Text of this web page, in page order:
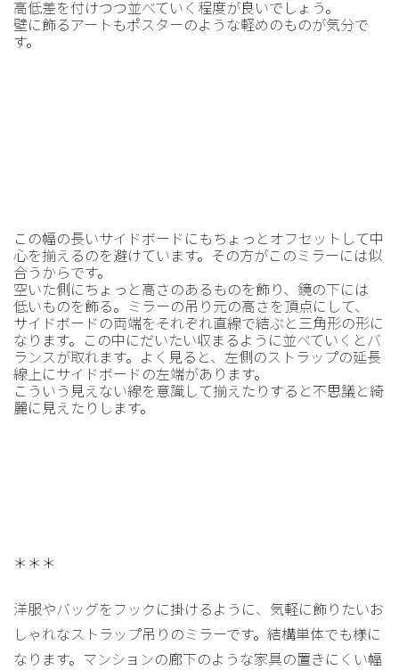
高低差を付けつつ並べていく程度が良いでしょう。
壁に飾るアートもポスターのような軽めのものが気分で
す。
この幅の長いサイドボードにもちょっとオフセットして中
心を揃えるのを避けています。その方がこのミラーには似
合うからです。
空いた側にちょっと高さのあるものを飾り、鏡の下には
低いものを飾る。ミラーの吊り元の高さを頂点にして、
サイドボードの両端をそれぞれ直線で結ぶと三角形の形に
なります。この中にだいたい収まるように並べていくとバ
ランスが取れます。よく見ると、左側のストラップの延長
線上にサイドボードの左端があります。
こういう見えない線を意識して揃えたりすると不思議と綺
麗に見えたりします。
＊＊＊
洋服やバッグをフックに掛けるように、気軽に飾りたいお
しゃれなストラップ吊りのミラーです。結構単体でも様に
なります。マンションの廊下のような家具の置きにくい幅